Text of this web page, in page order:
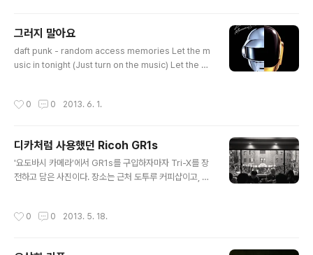
그러지 말아요
daft punk - random access memories Let the m
usic in tonight (Just turn on the music) Let the m
0 0 2013. 6. 1.
디카처럼 사용했던 Ricoh GR1s
'요도바시 카메라'에서 GR1s를 구입하자마자 Tri-X를 장
전하고 담은 사진이다. 장소는 근처 도투루 커피샵이고, 에
0 0 2013. 5. 18.